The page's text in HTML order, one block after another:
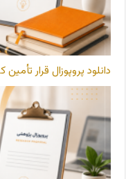
دانلود پروپوزال قرار